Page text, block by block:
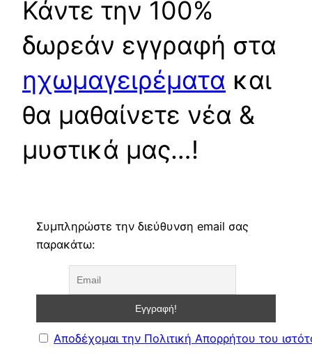
Κάντε την 100%
δωρεάν εγγραφή στα
ηχωμαγειρέματα και
θα μαθαίνετε νέα &
μυστικά μας…!
Συμπληρώστε την διεύθυνση email σας
παρακάτω:
Αποδέχομαι την Πολιτική Απορρήτου του